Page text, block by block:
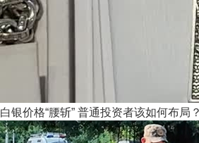
白银价格“腰斩” 普通投资者该如何布局